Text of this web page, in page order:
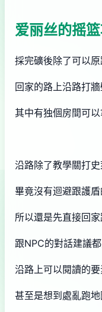
爱丽丝的摇篮
採完礦後除了可以
回家的路上沿路打
其中有独個房間可以
沿路除了教學關打
畢竟沒有迴避跟護
所以還是先直接回
跟NPC的對話建議
沿路上可以閱讀的
甚至是想到處亂跑